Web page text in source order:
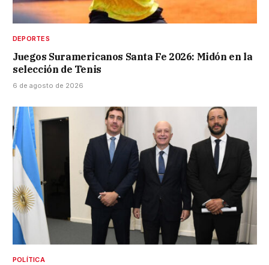
DEPORTES
Juegos Suramericanos Santa Fe 2026: Midón en la
selección de Tenis
6 de agosto de 2026
POLÍTICA